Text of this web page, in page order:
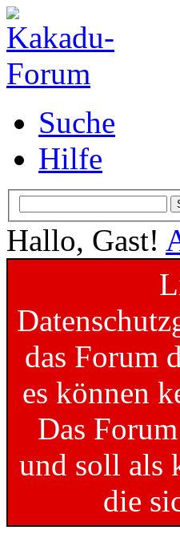
Suche
Hilfe
Hallo, Gast!
das Forum
es können
Das
und soll als
die